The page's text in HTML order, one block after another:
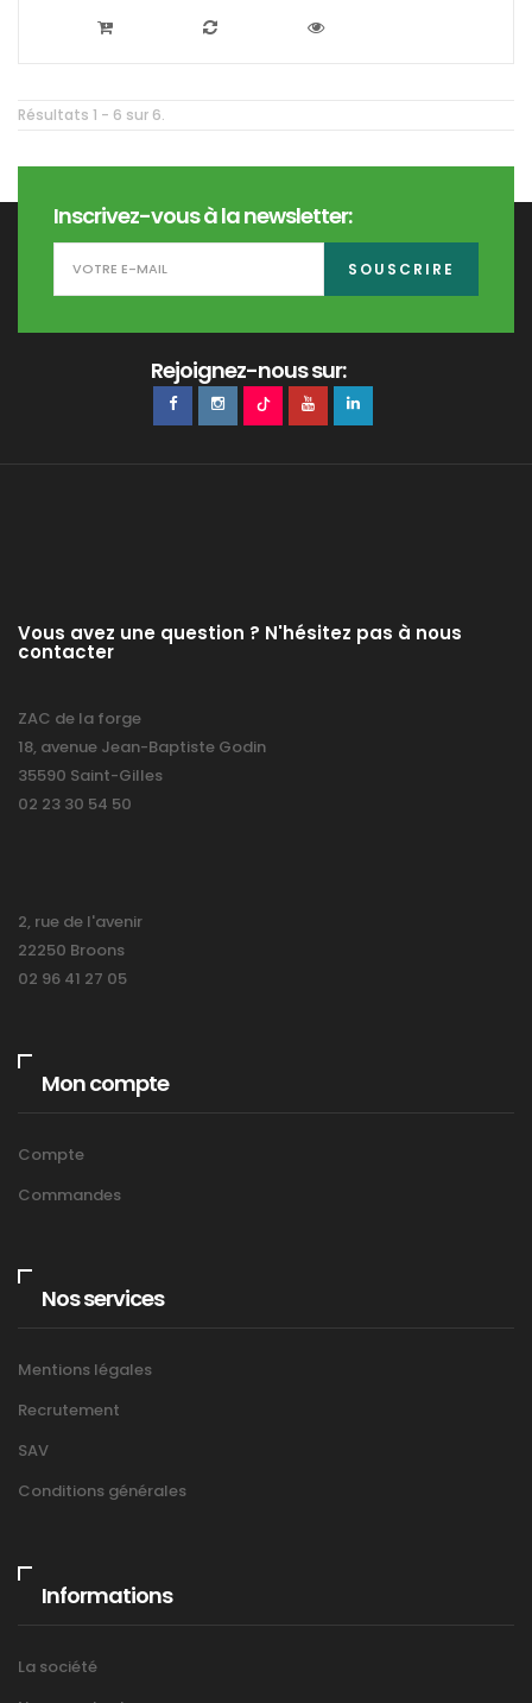
Résultats 1 - 6 sur 6.
Inscrivez-vous à la newsletter:
SOUSCRIRE
Rejoignez-nous sur:
Vous avez une question ? N'hésitez pas à nous
contacter
ZAC de la forge
18, avenue Jean-Baptiste Godin
35590 Saint-Gilles
02 23 30 54 50
2, rue de l'avenir
22250 Broons
02 96 41 27 05
Mon compte
Compte
Commandes
Nos services
Mentions légales
Recrutement
SAV
Conditions générales
Informations
La société